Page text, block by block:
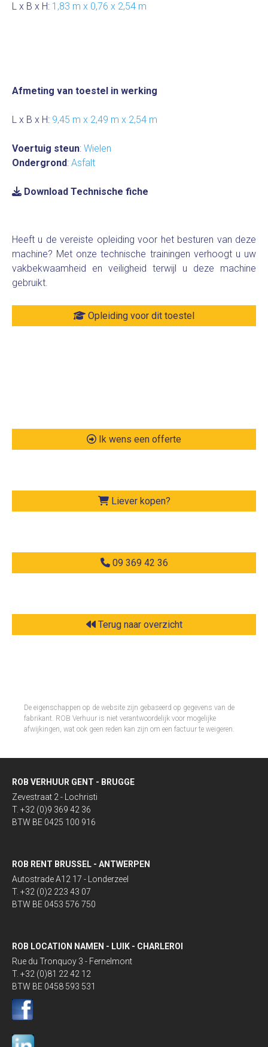
L x B x H: 1,83 m x 0,76 x 2,54 m
Afmeting van toestel in werking
L x B x H: 9,45 m x 2,49 m x 2,54 m
Voertuig steun: Wielen
Ondergrond: Asfalt
Download Technische fiche
Heeft u de vereiste opleiding voor het besturen van deze
machine? Met onze technische trainingen verhoogt u uw
vakbekwaamheid en veiligheid terwijl u deze machine
gebruikt.
Opleiding voor dit toestel
Ik wens een offerte
Liever kopen?
09 369 42 36
Terug naar overzicht
De eigenschappen op de website zijn gebaseerd op gegevens van de
fabrikant. ROB Verhuur is niet verantwoordelijk voor mogelijke
afwijkingen, wat ook geen reden kan zijn om een factuur te weigeren.​
ROB VERHUUR GENT - BRUGGE
Zevestraat 2 - Lochristi
T. +32 (0)9 369 42 36
BTW BE 0425 100 916
ROB RENT BRUSSEL - ANTWERPEN
Autostrade A12 17 - Londerzeel
T. +32 (0)2 223 43 07
BTW BE 0453 576 750
ROB LOCATION NAMEN - LUIK - CHARLEROI
Rue du Tronquoy 3 - Fernelmont
T. +32 (0)81 22 42 12
BTW BE 0458 593 531